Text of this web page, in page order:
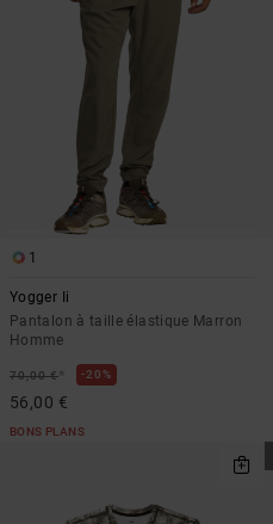
1
Yogger Ii
Pantalon à taille élastique Marron
Homme
70,00 €* 20%
56,00 €
BONS PLANS